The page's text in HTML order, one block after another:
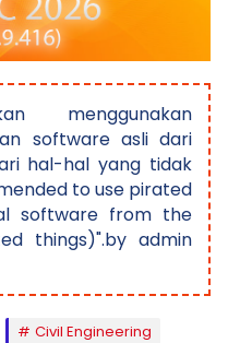
menggunakan
software asli dari
hal-hal yang tidak
to use pirated
software from the
things)".by admin
Civil Engineering